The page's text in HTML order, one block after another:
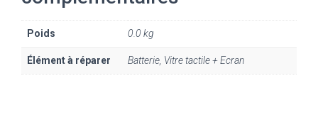
Poids 0.0 kg
Élément à réparer Batterie, Vitre tactile + Ecran